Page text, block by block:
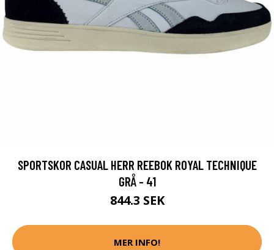
SPORTSKOR CASUAL HERR REEBOK ROYAL TECHNIQUE
GRÅ - 41
844.3 SEK
MER INFO!